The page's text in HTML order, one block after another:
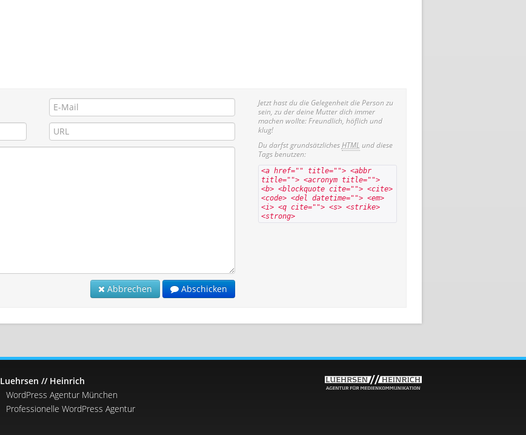
Abbrechen Abschicken
Jetzt hast du die Gelegenheit die Person zu
sein, zu der deine Mutter dich immer
machen wollte: Freundlich, höflich und
klug!
Du darfst grundsätzlichesHTML und diese
Tags benutzen:
<a href="" title=""> <abbr
title=""> <acronym title="">
<b> <blockquote cite=""> <cite>
<code> <del datetime=""> <em>
<i> <q cite=""> <s> <strike>
<strong>
Luehrsen // Heinrich
WordPress Agentur München
Professionelle WordPress Agentur